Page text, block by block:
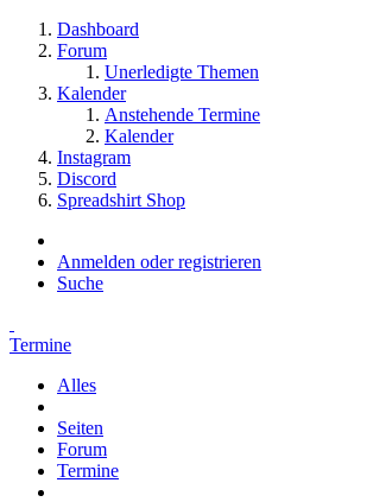
Dashboard
Forum
Unerledigte Themen
Kalender
Anstehende Termine
Kalender
Instagram
Discord
Spreadshirt Shop
Anmelden oder registrieren
Suche
Termine
Alles
Seiten
Forum
Termine